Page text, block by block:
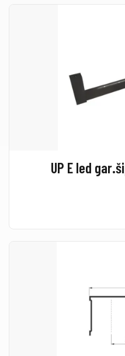
UP E led